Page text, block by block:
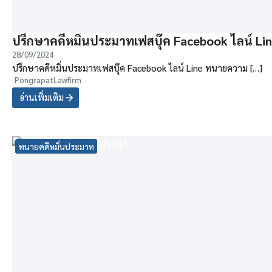
ปรึกษาคดีหมิ่นประมาทเฟสบุ๊ค Facebook ไลน์
28/09/2024
ปรึกษาคดีหมิ่นประมาทเฟสบุ๊ค Facebook ไลน์ Line ทนายความ […]
PongrapatLawfirm
อ่านเพิ่มเติม
ทนายคดีหมิ่นประมาท